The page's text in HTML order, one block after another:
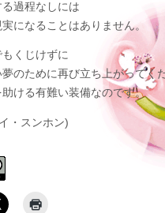
過程なしには
になることはありません。
くじけずに
のために再び立ち上がってく
助ける有難い装備なのです。
・スンホン)